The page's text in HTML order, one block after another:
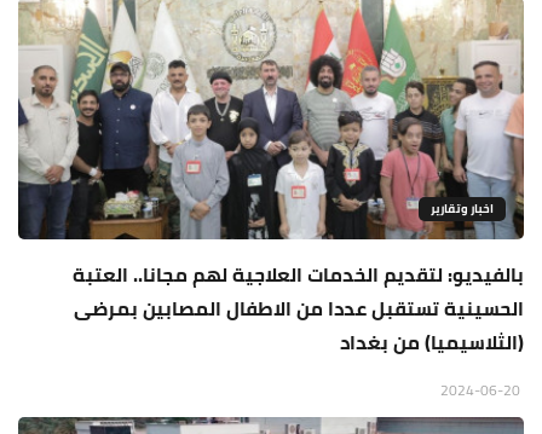
اخبار وتقارير
بالفيديو: لتقديم الخدمات العلاجية لهم مجانا.. العتبة
الحسينية تستقبل عددا من الاطفال المصابين بمرضى
(الثلاسيميا) من بغداد